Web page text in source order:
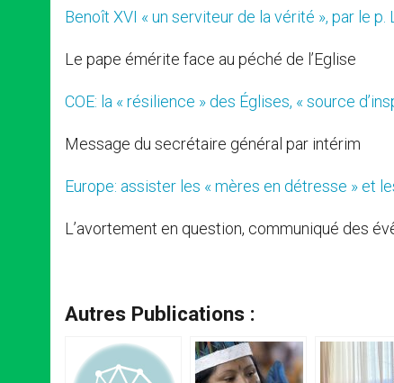
Benoît XVI « un serviteur de la vérité », par le p.
Le pape émérite face au péché de l’Eglise
COE: la « résilience » des Églises, « source
Message du secrétaire général par intérim
Europe: assister les « mères en détresse » et
L’avortement en question, communiqué des
Autres Publications :